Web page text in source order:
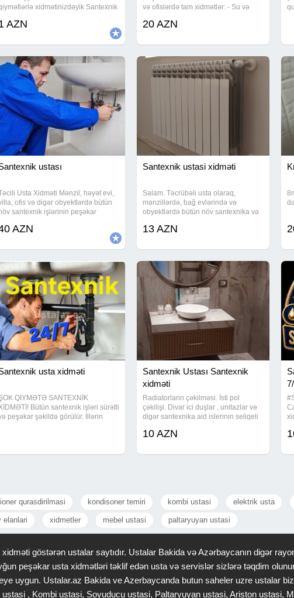
xidmətinizdəyik Santexnik
peşəkarlara etibar
AZN
və ofislərdə tam xidmətlər: - Su və
dəyişdirilməsi, sızmaların
Hamam və
20 AZN
ustası
Usta Xidməti Mənzil, həyət evi,
ofis və digər obyektlərdə bütün
santexnik işlərinin peşəkar
və təmiri Kanalizasiya
sistemlərinin quraşdırılması Kombi və
AZN
Santexnik ustasi xidməti
Salam. Təcrübəli usta olaraq,
mənzillərdə, bağ evlərində və
obyektlərdə bütün növ santexnika və
yetirirəm. İşlərin keyfiyyətinə və
Gördüyüm İşlər: ​Su və
13 AZN
usta xidməti
QİYMƏTƏ SANTEXNİK
Bütün santexnik işləri sürətli
peşəkar şəkildə görülür. İllərin
duş
Santexnik Ustası Santexnik
xidməti
Radiatorlarin çəkilməsi. İsti pol
çəkilişi. Divar ici duşlar , unitazlar və
digər santexnika aid islerinin seliqeli
Qaranti veririk.Qiymət razılaşma yolu
10 AZN
qurasdirilmasi kondisoner temiri kombi ustasi elektrik usta
elanlari xidmetler mebel ustasi paltaryuyan ustasi
göstərən ustalar saytıdır. Ustalar Bakida və Azərbaycanın digər
peşəkar usta xidmətləri təklif edən usta və servislər sizlərə təqdim
uygun. Ustalar.az Bakida ve Azerbaycanda butun saheler uzre ustalar
, Kombi ustasi, Soyuducu ustasi, Paltaryuyan ustasi, Ariston ustasi,